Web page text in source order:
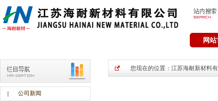
网
您现在的位置： 江苏海耐新材料
公司新闻